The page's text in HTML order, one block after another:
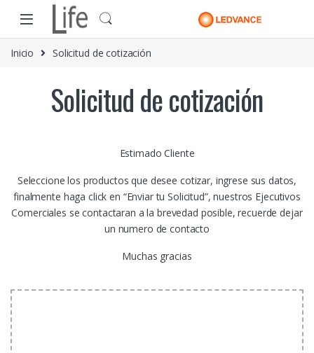
Skip to navigation
Skip to content
Inicio Solicitud de cotización
Solicitud de cotización
Estimado Cliente
Seleccione los productos que desee cotizar, ingrese sus datos,
finalmente haga click en “Enviar tu Solicitud”, nuestros Ejecutivos
Comerciales se contactaran a la brevedad posible, recuerde dejar
un numero de contacto
Muchas gracias